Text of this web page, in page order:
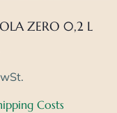
ZERO 0,2 L
Costs